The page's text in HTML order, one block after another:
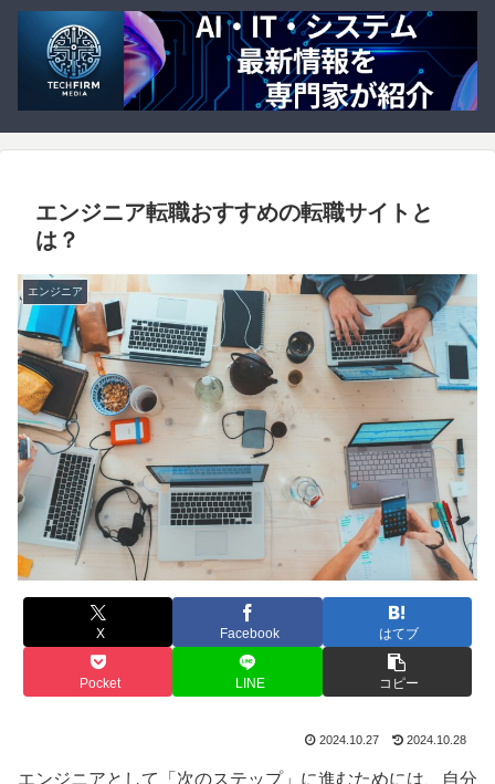
エンジニア転職おすすめの転職サイトと
は？
エンジニア
X Facebook はてブ
Pocket LINE コピー
2024.10.27 2024.10.28
エンジニアとして「次のステップ」に進むためには、自分